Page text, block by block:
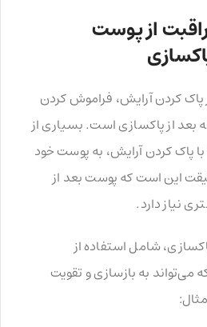
از پوست
پاک کردن آرایش، فراموش کردن
بعد از پاکسازی است. بسیاری از
پاک کردن آرایش، به پوست خود
این است که پوست بعد از
نیاز دارد.
شامل استفاده از
به بازسازی و تقویت